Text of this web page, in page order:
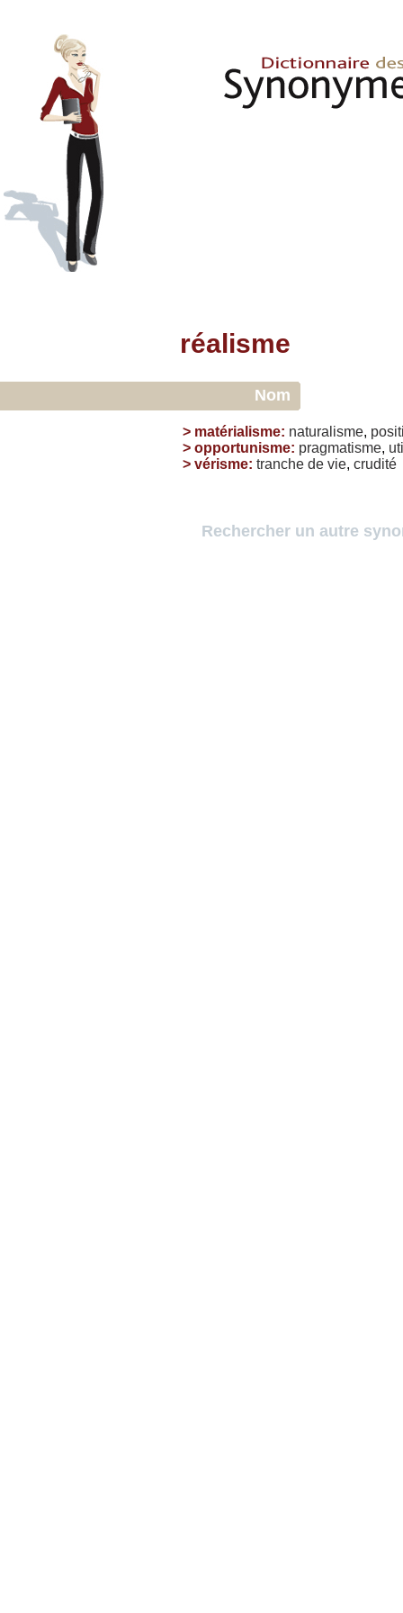
réalisme
Nom
> matérialisme: naturalisme,
> opportunisme: pragmatisme,
> vérisme: tranche de vie, crudité
Rechercher un autre